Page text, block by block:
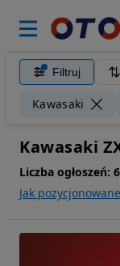
Filtruj
Kawasaki
Kawasaki
Liczba ogłoszeń: 6
Jak